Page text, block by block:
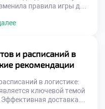
правила игры для
место стратегиям
среде.
ценится выше простого
теперь
[…]
и расписаний в
рекомендации
в логистике:
ключевой темой
доставка